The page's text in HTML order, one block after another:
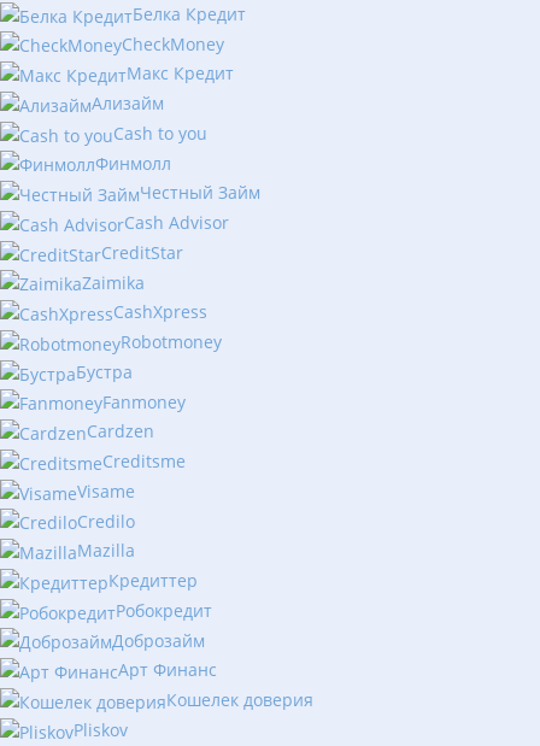
Белка Кредит
CheckMoney
Макс Кредит
Ализайм
Сash to you
Финмолл
Честный Займ
Cash Advisor
CreditStar
Zaimika
CashXpress
Robotmoney
Бустра
Fanmoney
Cardzen
Creditsme
Visame
Credilo
Mazilla
Кредиттер
Робокредит
Доброзайм
Арт Финанс
Кошелек доверия
Pliskov